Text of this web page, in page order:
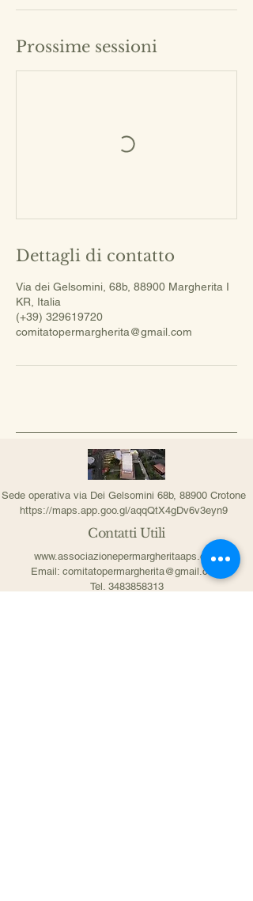
Prossime sessioni
Dettagli di contatto
Via dei Gelsomini, 68b, 88900 Margherita I
KR, Italia
(+39) 329619720
comitatopermargherita@gmail.com
Sede operativa via Dei Gelsomini 68b, 88900 Crotone
https://maps.app.goo.gl/aqqQtX4gDv6v3eyn9
Contatti Utili
www.associazionepermargheritaaps.com
Email: comitatopermargherita@gmail.com
Tel. 3483858313